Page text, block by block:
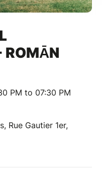
ROMĀN
PM to 07:30 PM
Rue Gautier 1er,